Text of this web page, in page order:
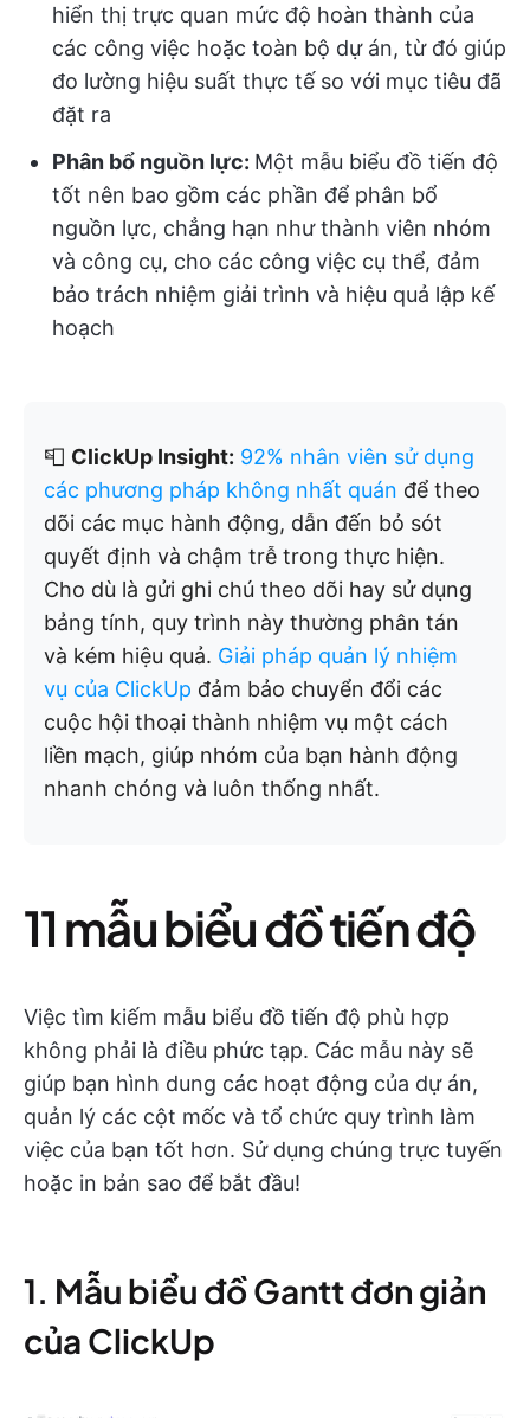
hiển thị trực quan mức độ hoàn thành của
các công việc hoặc toàn bộ dự án, từ đó giúp
đo lường hiệu suất thực tế so với mục tiêu đã
đặt ra
Phân bổ nguồn lực: Một mẫu biểu đồ tiến độ
tốt nên bao gồm các phần để phân bổ
nguồn lực, chẳng hạn như thành viên nhóm
và công cụ, cho các công việc cụ thể, đảm
bảo trách nhiệm giải trình và hiệu quả lập kế
hoạch
📮 ClickUp Insight: 92% nhân viên sử dụng
các phương pháp không nhất quán để theo
dõi các mục hành động, dẫn đến bỏ sót
quyết định và chậm trễ trong thực hiện.
Cho dù là gửi ghi chú theo dõi hay sử dụng
bảng tính, quy trình này thường phân tán
và kém hiệu quả. Giải pháp quản lý nhiệm
vụ của ClickUp đảm bảo chuyển đổi các
cuộc hội thoại thành nhiệm vụ một cách
liền mạch, giúp nhóm của bạn hành động
nhanh chóng và luôn thống nhất.
11 mẫu biểu đồ tiến độ
Việc tìm kiếm mẫu biểu đồ tiến độ phù hợp
không phải là điều phức tạp. Các mẫu này sẽ
giúp bạn hình dung các hoạt động của dự án,
quản lý các cột mốc và tổ chức quy trình làm
việc của bạn tốt hơn. Sử dụng chúng trực tuyến
hoặc in bản sao để bắt đầu!
1. Mẫu biểu đồ Gantt đơn giản
của ClickUp